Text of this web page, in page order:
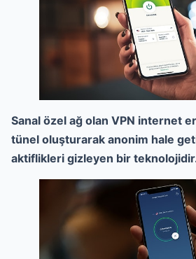
Sanal özel ağ olan VPN internet
tünel oluşturarak anonim hale
aktiflikleri gizleyen bir